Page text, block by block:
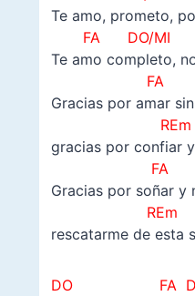
Te amo, prometo,
FA
DO/
Te amo completo,
FA
Gracias por amar
gracias por confiar
FA
Gracias por soñar y
REm
rescatarme de esta
DO FA